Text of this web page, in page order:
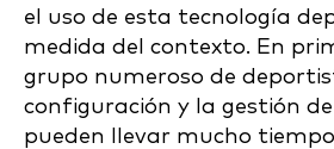
el uso de esta tecnología
medida del contexto. En
grupo numeroso de
configuración y la gestión
pueden llevar mucho